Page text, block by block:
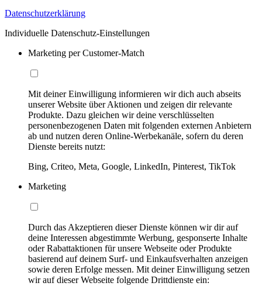
Datenschutzerklärung
Individuelle Datenschutz-Einstellungen
Marketing per Customer-Match
Mit deiner Einwilligung informieren wir dich auch abseits
unserer Website über Aktionen und zeigen dir relevante
Produkte. Dazu gleichen wir deine verschlüsselten
personenbezogenen Daten mit folgenden externen Anbietern
ab und nutzen deren Online-Werbekanäle, sofern du deren
Dienste bereits nutzt:
Bing, Criteo, Meta, Google, LinkedIn, Pinterest, TikTok
Marketing
Durch das Akzeptieren dieser Dienste können wir dir auf
deine Interessen abgestimmte Werbung, gesponserte Inhalte
oder Rabattaktionen für unsere Webseite oder Produkte
basierend auf deinem Surf- und Einkaufsverhalten anzeigen
sowie deren Erfolge messen. Mit deiner Einwilligung setzen
wir auf dieser Webseite folgende Drittdienste ein: